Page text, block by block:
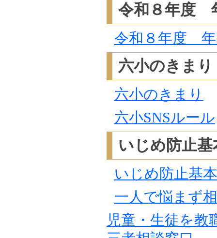
令和８年度
令和８年度 年
六小のきまり
六小のきまり
六小SNSルール
いじめ防止基
いじめ防止基
一人で悩まず
児童・生徒を教